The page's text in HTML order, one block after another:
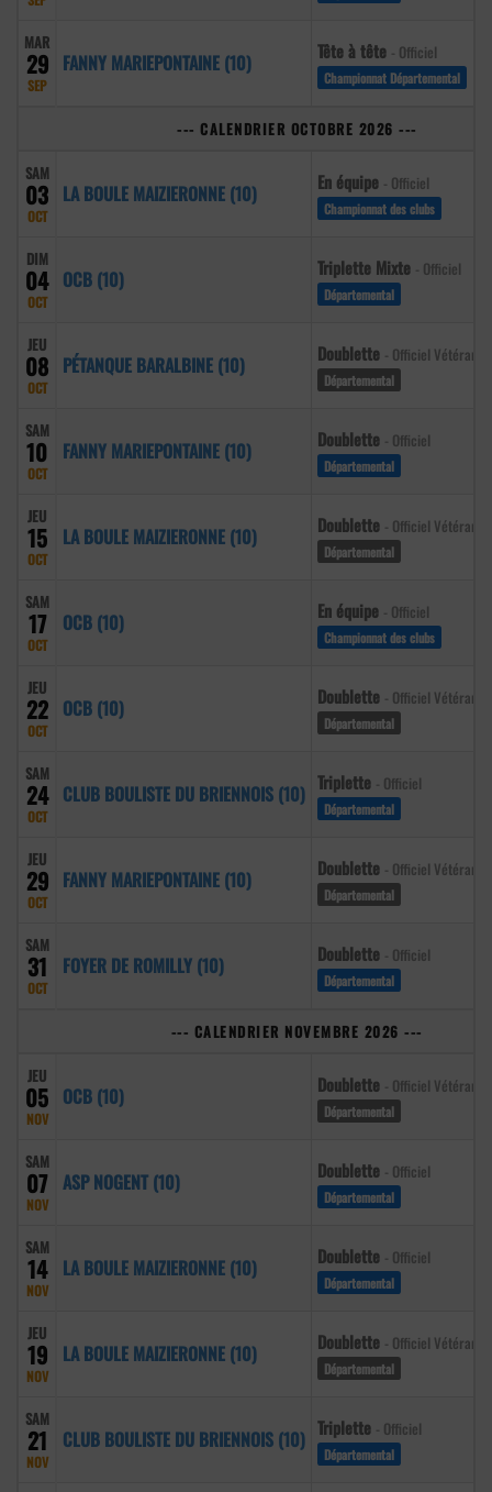
MAR
29
SEP
FANNY MARIEPONTAINE (10) Tête à tête - Officiel
Championnat Départemental
--- CALENDRIER OCTOBRE 2026 ---
SAM
03
OCT
LA BOULE MAIZIERONNE (10) En équipe - Officiel
Championnat des clubs
DIM
04
OCT
OCB (10) Triplette Mixte - Officiel
Départemental
JEU
08
OCT
PÉTANQUE BARALBINE (10) Doublette - Officiel Vétéran
Départemental
SAM
10
OCT
FANNY MARIEPONTAINE (10) Doublette - Officiel
Départemental
JEU
15
OCT
LA BOULE MAIZIERONNE (10) Doublette - Officiel Vétéran
Départemental
SAM
17
OCT
OCB (10) En équipe - Officiel
Championnat des clubs
JEU
22
OCT
OCB (10) Doublette - Officiel Vétéran
Départemental
SAM
24
OCT
CLUB BOULISTE DU BRIENNOIS (10) Triplette - Officiel
Départemental
JEU
29
OCT
FANNY MARIEPONTAINE (10) Doublette - Officiel Vétéran
Départemental
SAM
31
OCT
FOYER DE ROMILLY (10) Doublette - Officiel
Départemental
--- CALENDRIER NOVEMBRE 2026 ---
JEU
05
NOV
OCB (10) Doublette - Officiel Vétéran
Départemental
SAM
07
NOV
ASP NOGENT (10) Doublette - Officiel
Départemental
SAM
14
NOV
LA BOULE MAIZIERONNE (10) Doublette - Officiel
Départemental
JEU
19
NOV
LA BOULE MAIZIERONNE (10) Doublette - Officiel Vétéran
Départemental
SAM
21
NOV
CLUB BOULISTE DU BRIENNOIS (10) Triplette - Officiel
Départemental